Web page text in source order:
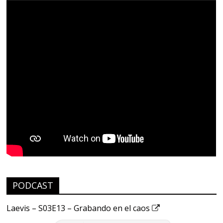
PODCAST
Laevis – S03E13 – Grabando en el caos